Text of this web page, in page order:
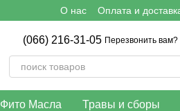
О нас Оплата и
(066) 216-31-05 Перезвонить вам?
Фито Масла Травы и сборы